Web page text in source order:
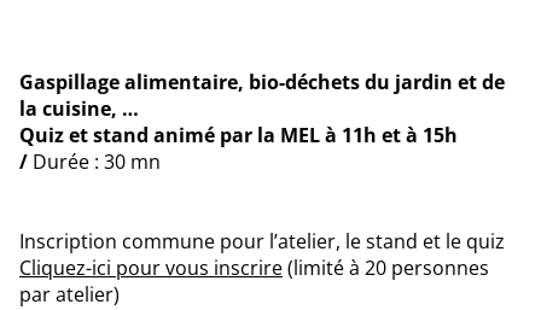
Gaspillage alimentaire, bio-déchets du jardin et de
la cuisine, …
Quiz et stand animé par la MEL à 11h et à 15h
/ Durée : 30 mn
Inscription commune pour l’atelier, le stand et le quiz
Cliquez-ici pour vous inscrire(limité à 20 personnes
par atelier)